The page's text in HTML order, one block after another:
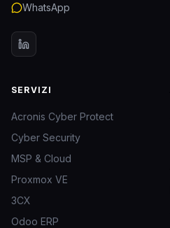
WhatsApp
SERVIZI
Acronis Cyber Protect
Cyber Security
MSP & Cloud
Proxmox VE
3CX
Odoo ERP